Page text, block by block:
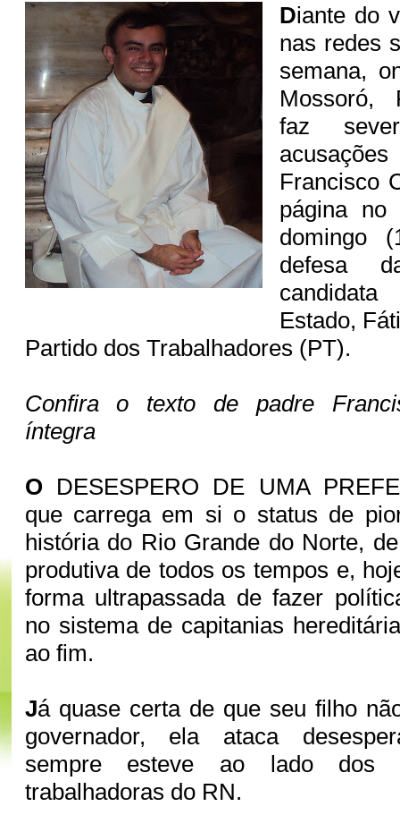
Diante do
nas redes
semana,
Mossoró,
faz
Francisco
página no
domingo
defesa
Estado,
Partido dos Trabalhadores (PT).
Confira o texto de padre
íntegra
O DESESPERO DE UMA
que carrega em si o status de
história do Rio Grande do Norte,
produtiva de todos os tempos e,
forma ultrapassada de fazer
no sistema de capitanias
ao fim.
Já quase certa de que seu filho
governador, ela ataca
sempre esteve ao lado dos
trabalhadoras do RN.